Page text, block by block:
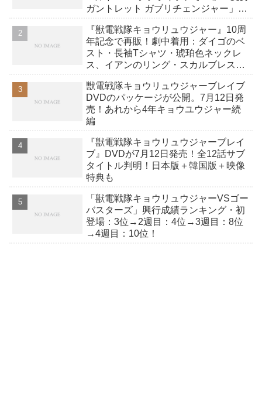
ガントレット ガブリチェンジャー」ほ
『獣電戦隊キョウリュウジャー』10周
年記念で再販！劇中着用：ダイゴのベ
スト・長袖Tシャツ・琥珀色ネックレ
ス、イアンのリング・スカルブレスレ
ストリーほか
獣電戦隊キョウリュウジャーブレイブ
DVDのパッケージが公開。7月12日発
売！あれから4年キョウユウジャー続
編
『獣電戦隊キョウリュウジャーブレイ
ブ』DVDが7月12日発売！全12話サブ
タイトル判明！日本版＋韓国版＋映像
特典も
「獣電戦隊キョウリュウジャーVSゴー
バスターズ」興行成績ランキング・初
登場：3位→2週目：4位→3週目：8位
→4週目：10位！